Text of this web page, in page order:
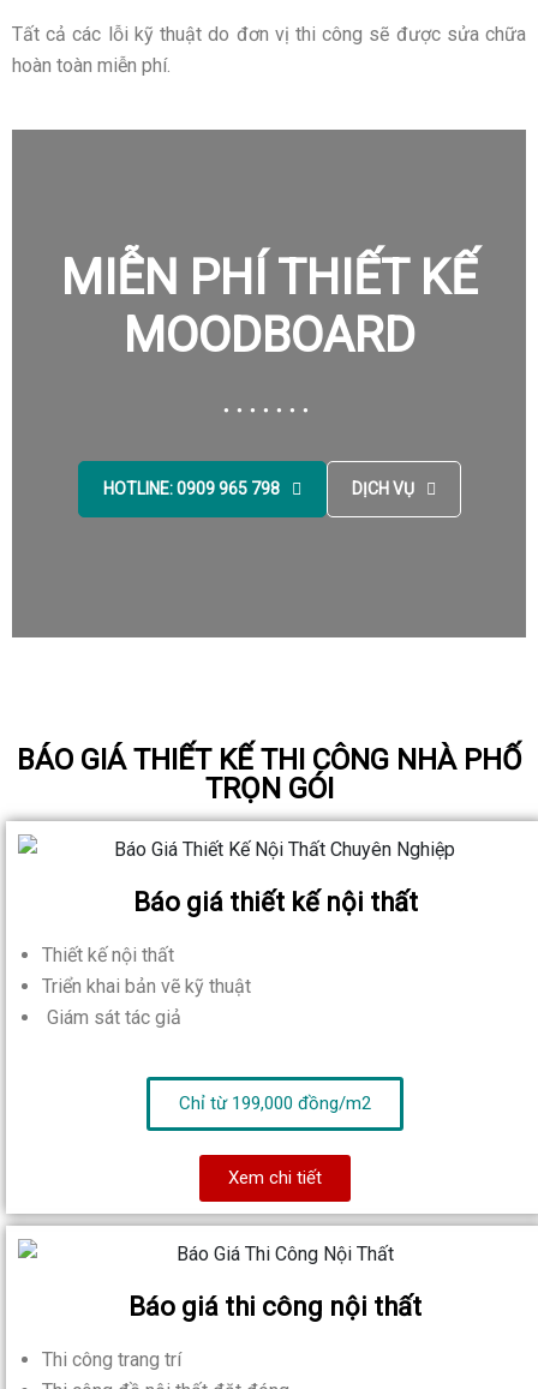
Tất cả các lỗi kỹ thuật do đơn vị thi công sẽ được sửa chữa
hoàn toàn miễn phí.
MIỄN PHÍ THIẾT KẾ
MOODBOARD
HOTLINE: 0909 965 798 DỊCH VỤ
BÁO GIÁ THIẾT KẾ THI CÔNG NHÀ PHỐ
TRỌN GÓI
Báo giá thiết kế nội thất
Thiết kế nội thất
Triển khai bản vẽ kỹ thuật
Giám sát tác giả
Chỉ từ 199,000 đồng/m2
Xem chi tiết
Báo giá thi công nội thất
Thi công trang trí